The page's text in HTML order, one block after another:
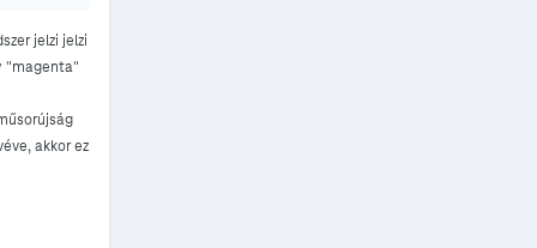
jelzi jelzi
"magenta"
akkor ez